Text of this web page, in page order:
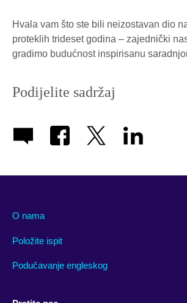
Hvala vam što ste bili neizostavan dio
proteklih trideset godina – zajednički
gradimo budućnost inspirisanu
Podijelite sadržaj
O nama
Položite ispit
Podučavanje engleskog